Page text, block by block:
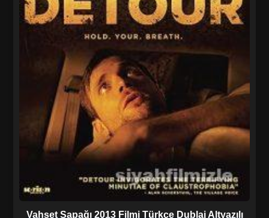
Vahşet Sapağı 2013 Filmi Türkçe Dublaj Altyazılı